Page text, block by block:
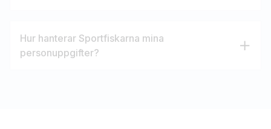
Hur hanterar Sportfiskarna mina
personuppgifter?